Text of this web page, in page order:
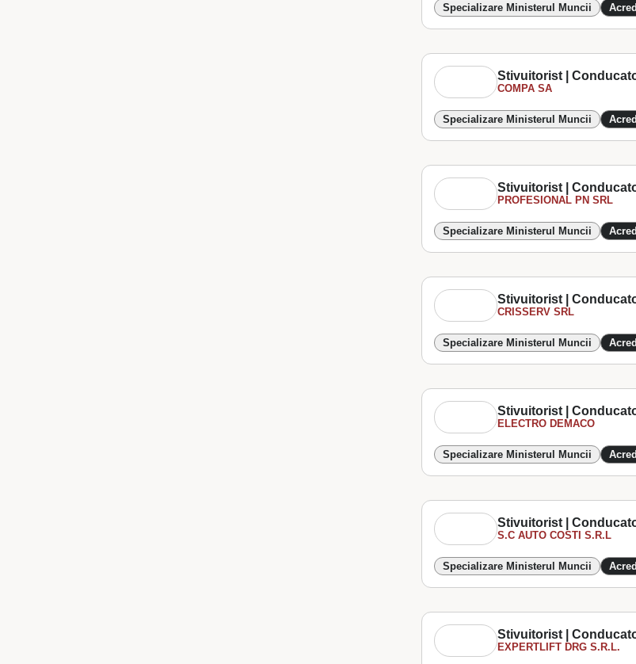
Specializare Ministerul Muncii
Stivuitorist |
COMPA SA
Specializare Ministerul Muncii
Stivuitorist |
PROFESIONAL PN SRL
Specializare Ministerul Muncii
Stivuitorist |
CRISSERV SRL
Specializare Ministerul Muncii
Stivuitorist |
ELECTRO DEMACO
Specializare Ministerul Muncii
Stivuitorist |
S.C AUTO COSTI S.R.L
Specializare Ministerul Muncii
Stivuitorist |
EXPERTLIFT DRG S.R.L.